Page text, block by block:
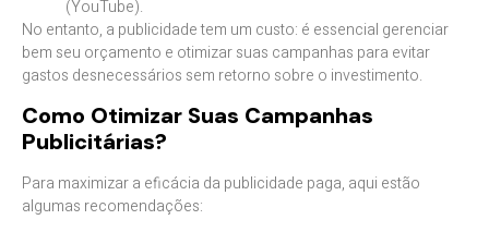
(YouTube).
No entanto, a publicidade tem um custo: é essencial gerenciar
bem seu orçamento e otimizar suas campanhas para evitar
gastos desnecessários sem retorno sobre o investimento.
Como Otimizar Suas Campanhas
Publicitárias?
Para maximizar a eficácia da publicidade paga, aqui estão
algumas recomendações: